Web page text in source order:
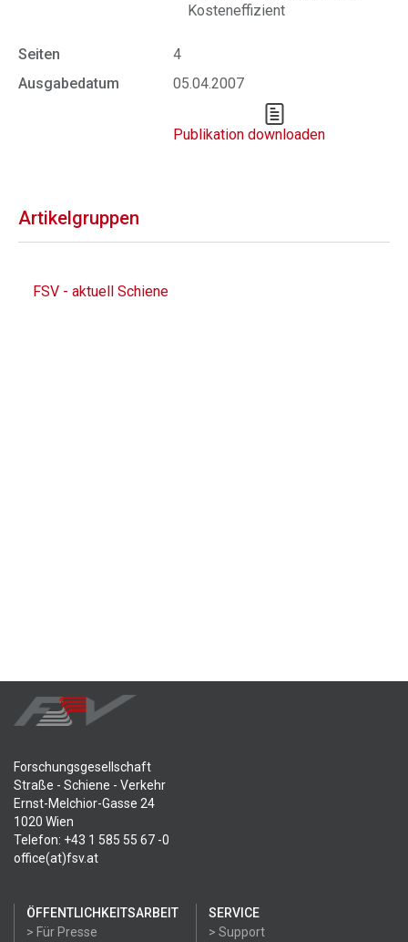
Kosteneffizient
Seiten
4
Ausgabedatum
05.04.2007
Publikation downloaden
Artikelgruppen
FSV - aktuell Schiene
Forschungsgesellschaft
Straße - Schiene - Verkehr
Ernst-Melchior-Gasse 24
1020 Wien
Telefon: +43 1 585 55 67 -0
office(at)fsv.at
ÖFFENTLICHKEITSARBEIT
> Für Presse
SERVICE
> Support